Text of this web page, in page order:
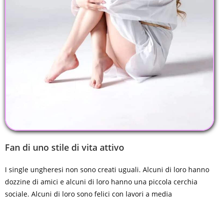
Fan di uno stile di vita attivo
I single ungheresi non sono creati uguali. Alcuni di loro hanno
dozzine di amici e alcuni di loro hanno una piccola cerchia
sociale. Alcuni di loro sono felici con lavori a media